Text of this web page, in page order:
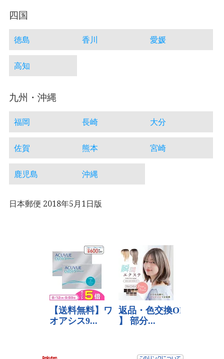
四国
徳島 香川 愛媛
高知
九州・沖縄
福岡 長崎 大分
佐賀 熊本 宮崎
鹿児島 沖縄
日本郵便 2018年5月1日版